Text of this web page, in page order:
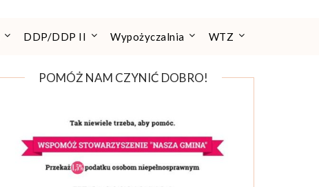
DDP/DDP II Wypożyczalnia WTZ
POMÓŻ NAM CZYNIĆ DOBRO!